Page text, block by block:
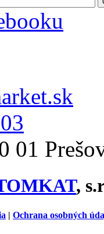
01
,
| Ochrana osobných